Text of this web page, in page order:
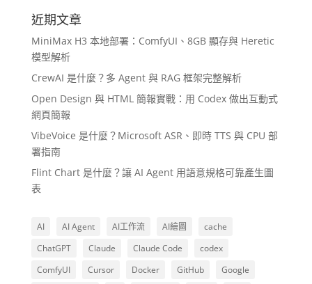
近期文章
MiniMax H3 本地部署：ComfyUI、8GB 顯存與 Heretic
模型解析
CrewAI 是什麼？多 Agent 與 RAG 框架完整解析
Open Design 與 HTML 簡報實戰：用 Codex 做出互動式
網頁簡報
VibeVoice 是什麼？Microsoft ASR、即時 TTS 與 CPU 部
署指南
Flint Chart 是什麼？讓 AI Agent 用語意規格可靠產生圖
表
AI AI Agent AI工作流 AI繪圖
cache
ChatGPT
Claude Claude Code
codex
ComfyUI
Cursor Docker GitHub
Google